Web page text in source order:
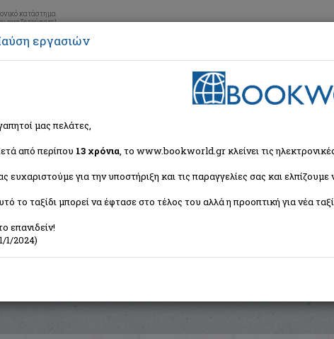
κατάστημα
αναζητούσατε!
>Μεταφρασμένη λογοτεχνία
του λύκου
Javier
εργασιών
μας πελάτες,
από περίπου 13 χρόνια, το www.bookworld.gr κλείνει τις
ευχαριστούμε για την υποστήριξη και τις παραγγελίες σας και
το ταξίδι μπορεί να έφτασε στο τέλος του αλλά η προοπτική για νέα
επανιδείν!
1/2024)